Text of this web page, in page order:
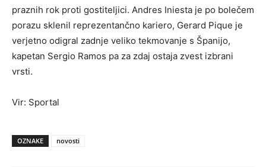
praznih rok proti gostiteljici. Andres Iniesta je po bolečem
porazu sklenil reprezentančno kariero, Gerard Pique je
verjetno odigral zadnje veliko tekmovanje s Španijo,
kapetan Sergio Ramos pa za zdaj ostaja zvest izbrani
vrsti.
Vir: Sportal
OZNAKE novosti